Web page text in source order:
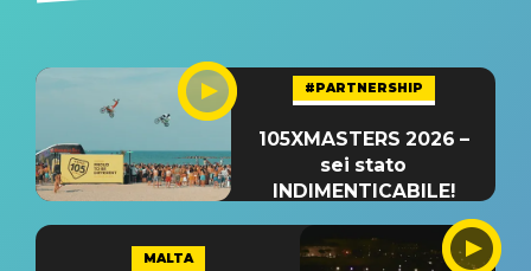
#PARTNERSHIP
105XMASTERS 2026 –
sei stato
INDIMENTICABILE!
MALTA